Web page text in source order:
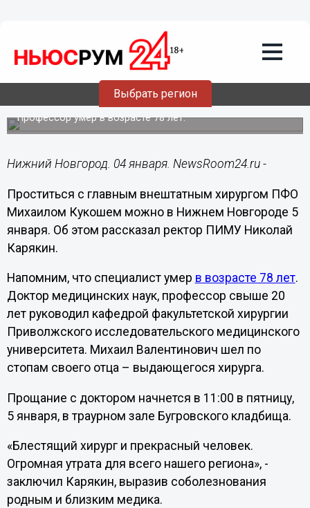
Выбрать регион
Прощание с хирургом Михаилом
Кукошем пройдет в Нижнем Новгороде
Профессор умер в возрасте 78 лет.
Нижний Новгород. 04 января. NewsRoom24.ru -
Проститься с главным внештатным хирургом ПФО
Михаилом Кукошем можно в Нижнем Новгороде 5
января. Об этом рассказал ректор ПИМУ Николай
Карякин.
Напомним, что специалист умер в возрасте 78 лет.
Доктор медицинских наук, профессор свыше 20
лет руководил кафедрой факультетской хирургии
Приволжского исследовательского медицинского
университета. Михаил Валентинович шел по
стопам своего отца – выдающегося хирурга.
Прощание с доктором начнется в 11:00 в пятницу,
5 января, в траурном зале Бугровского кладбища.
«Блестящий хирург и прекрасный человек.
Огромная утрата для всего нашего региона», -
заключил Карякин, выразив соболезнования
родным и близким медика.